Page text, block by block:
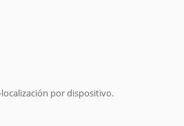
por dispositivo.